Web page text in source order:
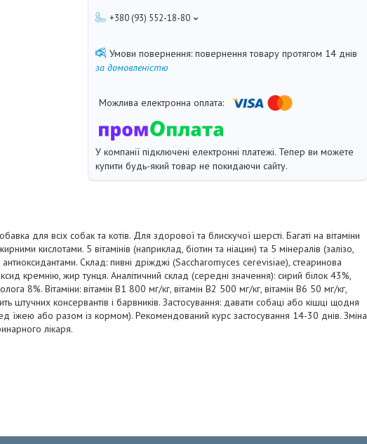
+380 (93) 552-18-80
повернення товару протягом 14 днів
за домовленістю
У компанії підключені електронні платежі. Тепер ви можете
купити будь-який товар не покидаючи сайту.
для всіх собак та котів. Для здорової та блискучої шерсті. Багаті на вітаміни
кислотами. 5 вітамінів (наприклад, біотин та ніацин) та 5 мінералів (залізо,
Склад: пивні дріжджі (Saccharomyces cerevisiae), стеаринова
кремнію, жир тунця. Аналітичний склад (середні значення): сирий білок 43%,
8%. Вітаміни: вітамін В1 800 мг/кг, вітамін В2 500 мг/кг, вітамін В6 50 мг/кг,
штучних консервантів і барвників. Застосування: давати собаці або кішці щодня
їжею або разом із кормом). Рекомендований курс застосування 14-30 днів. Зміна
лікаря.